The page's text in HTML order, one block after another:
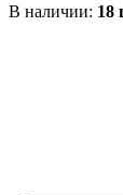
В наличии: 18